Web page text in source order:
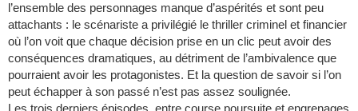
l’ensemble des personnages manque d’aspérités et sont peu
attachants : le scénariste a privilégié le thriller criminel et financier
où l’on voit que chaque décision prise en un clic peut avoir des
conséquences dramatiques, au détriment de l’ambivalence que
pourraient avoir les protagonistes. Et la question de savoir si l’on
peut échapper à son passé n’est pas assez soulignée.